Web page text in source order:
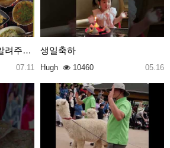
10년차 여행플래너가 알려주는 라오스 비엔티안 맛집 B…
07.11
생일축하
Hugh 10460 05.16